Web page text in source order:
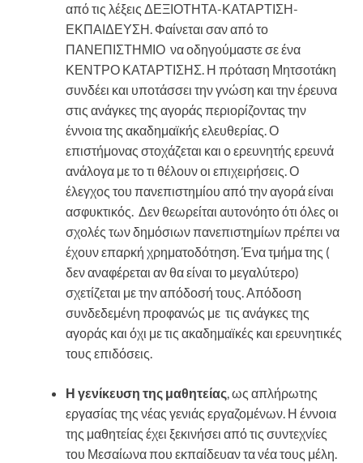
από τις λέξεις ΔΕΞΙΟΤΗΤΑ-ΚΑΤΑΡΤΙΣΗ-
ΕΚΠΑΙΔΕΥΣΗ. Φαίνεται σαν από το
ΠΑΝΕΠΙΣΤΗΜΙΟ να οδηγούμαστε σε ένα
ΚΕΝΤΡΟ ΚΑΤΑΡΤΙΣΗΣ. Η πρόταση Μητσοτάκη
συνδέει και υποτάσσει την γνώση και την έρευνα
στις ανάγκες της αγοράς περιορίζοντας την
έννοια της ακαδημαϊκής ελευθερίας. Ο
επιστήμονας στοχάζεται και ο ερευνητής ερευνά
ανάλογα με το τι θέλουν οι επιχειρήσεις. Ο
έλεγχος του πανεπιστημίου από την αγορά είναι
ασφυκτικός. Δεν θεωρείται αυτονόητο ότι όλες οι
σχολές των δημόσιων πανεπιστημίων πρέπει να
έχουν επαρκή χρηματοδότηση. Ένα τμήμα της (
δεν αναφέρεται αν θα είναι το μεγαλύτερο)
σχετίζεται με την απόδοσή τους. Απόδοση
συνδεδεμένη προφανώς με τις ανάγκες της
αγοράς και όχι με τις ακαδημαϊκές και ερευνητικές
τους επιδόσεις.
Η γενίκευση της μαθητείας, ως απλήρωτης
εργασίας της νέας γενιάς εργαζομένων. Η έννοια
της μαθητείας έχει ξεκινήσει από τις συντεχνίες
του Μεσαίωνα που εκπαίδευαν τα νέα τους μέλη.